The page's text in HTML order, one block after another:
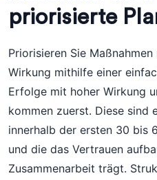
priorisierte
Priorisieren Sie
Wirkung mithilfe einer
Erfolge mit hoher Wirkung
kommen zuerst. Diese sind
innerhalb der ersten 30 bis
und die das Vertrauen
Zusammenarbeit trägt.